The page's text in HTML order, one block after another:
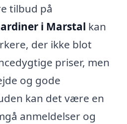
tilbud på
i Marstal kan
der ikke blot
priser, men
og gode
kan det være en
anmeldelser og